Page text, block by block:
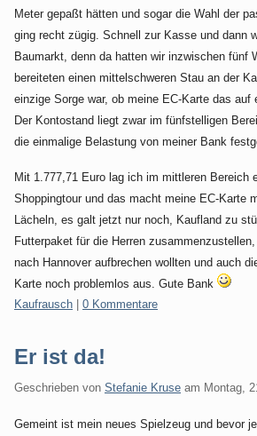
Meter gepaßt hätten und sogar die Wahl der
ging recht zügig. Schnell zur Kasse und dann
Baumarkt, denn da hatten wir inzwischen fünf
bereiteten einen mittelschweren Stau an der
einzige Sorge war, ob meine EC-Karte das auf
Der Kontostand liegt zwar im fünfstelligen
die einmalige Belastung von meiner Bank
Mit 1.777,71 Euro lag ich im mittleren Bereich
Shoppingtour und das macht meine EC-Karte
Lächeln, es galt jetzt nur noch, Kaufland zu
Futterpaket für die Herren
nach Hannover aufbrechen wollten und auch
Karte noch problemlos aus. Gute Bank
Kategorien:
Kaufrausch 0 Kommentare
Er ist da!
Geschrieben von Stefanie Kruse am Montag,
Gemeint ist mein neues Spielzeug und bevor